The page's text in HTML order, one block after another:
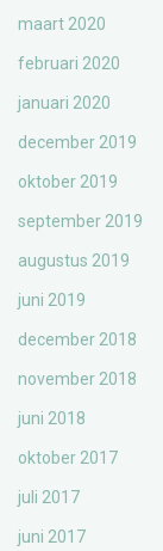
maart 2020
februari 2020
januari 2020
december 2019
oktober 2019
september 2019
augustus 2019
juni 2019
december 2018
november 2018
juni 2018
oktober 2017
juli 2017
juni 2017